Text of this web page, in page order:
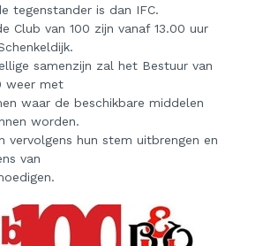
tegenstander is dan IFC.
Club van 100 zijn vanaf 13.00 uur
samenzijn zal het Bestuur van
weer met
waar de beschikbare middelen
worden.
vervolgens hun stem uitbrengen en
van